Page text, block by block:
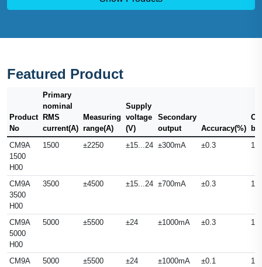
Featured Product
Product
No
Primary
nominal
RMS
current(A)
Measuring
range(A)
Supply
voltage
(V)
Secondary
output
Accuracy(%)
CM9A
1500
H00
1500 ±2250 ±15...24 ±300mA ±0.3
CM9A
3500
H00
3500 ±4500 ±15...24 ±700mA ±0.3
CM9A
5000
H00
5000 ±5500 ±24 ±1000mA ±0.3
CM9A
5000 ±5500 ±24 ±1000mA ±0.1